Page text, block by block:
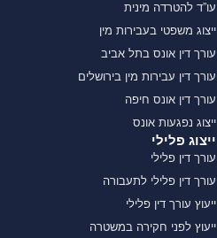
עו”ד להטרדה מינית
ייצוג משפטי בעבירות מין
עורך דין אונס בתל אביב
עורך דין עבירות מין בירושלים
עורך דין אונס חיפה
ייצוג נפגעות אונס
ייצוג פלילי
עורך דין פלילי
עורך דין פלילי לתעבורה
ייעוץ עורך דין פלילי
ייעוץ לפני חקירה במשטרה